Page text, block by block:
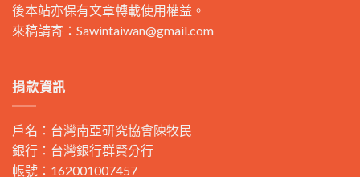
後本站亦保有文章轉載使用權益。
來稿請寄： Sawintaiwan@gmail.com
捐款資訊
戶名：台灣南亞研究協會陳牧民
銀行：台灣銀行群賢分行
帳號：162001007457